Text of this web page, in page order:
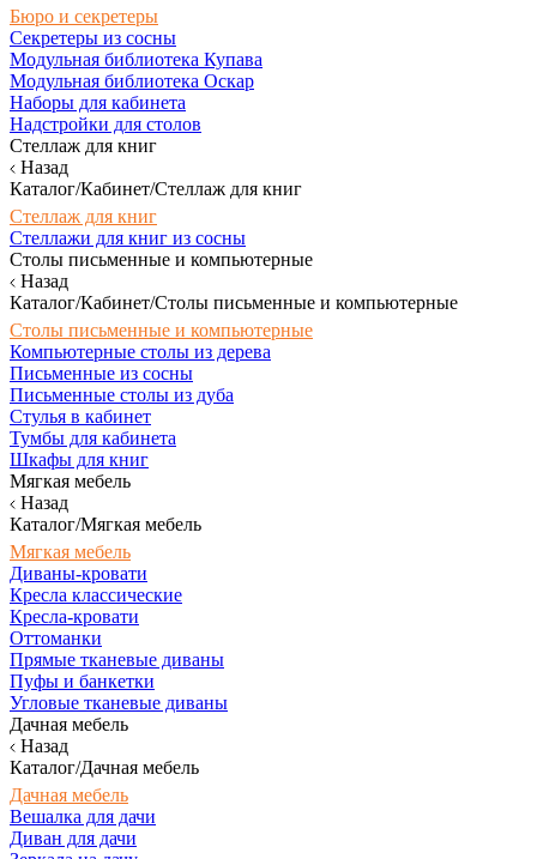
Бюро и секретеры
Секретеры из сосны
Модульная библиотека Купава
Модульная библиотека Оскар
Наборы для кабинета
Надстройки для столов
Стеллаж для книг
Назад
Каталог/Кабинет/Стеллаж для книг
Стеллаж для книг
Стеллажи для книг из сосны
Столы письменные и компьютерные
Назад
Каталог/Кабинет/Столы письменные и компьютерные
Столы письменные и компьютерные
Компьютерные столы из дерева
Письменные из сосны
Письменные столы из дуба
Стулья в кабинет
Тумбы для кабинета
Шкафы для книг
Мягкая мебель
Назад
Каталог/Мягкая мебель
Мягкая мебель
Диваны-кровати
Кресла классические
Кресла-кровати
Оттоманки
Прямые тканевые диваны
Пуфы и банкетки
Угловые тканевые диваны
Дачная мебель
Назад
Каталог/Дачная мебель
Дачная мебель
Вешалка для дачи
Диван для дачи